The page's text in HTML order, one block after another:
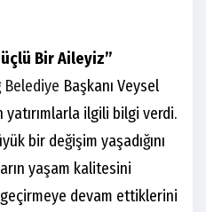
Bir Aileyiz”
Belediye Başkanı Veysel
ilgili bilgi verdi.
bir değişim yaşadığını
yaşam kalitesini
devam ettiklerini